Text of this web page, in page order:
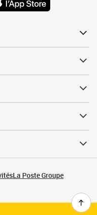
La Poste Groupe